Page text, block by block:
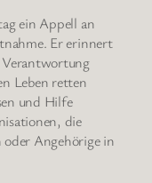
ein Appell an
Er erinnert
Verantwortung
Leben retten
und Hilfe
die
Angehörige in